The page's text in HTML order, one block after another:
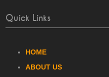
Quick Links
HOME
ABOUT US